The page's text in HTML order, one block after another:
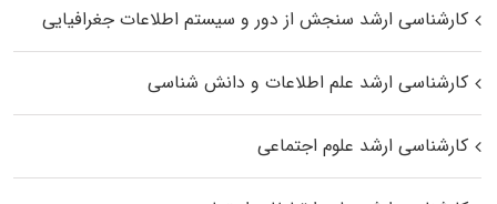
کارشناسی ارشد سنجش از دور و سیستم اطلاعات جغرافیایی
کارشناسی ارشد علم اطلاعات و دانش شناسی
کارشناسی ارشد علوم اجتماعی